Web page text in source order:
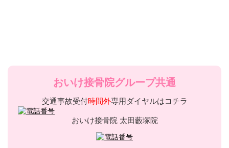
おいけ接骨院グループ共通
交通事故受付時間外専用ダイヤルはコチラ
おいけ接骨院 太田藪塚院